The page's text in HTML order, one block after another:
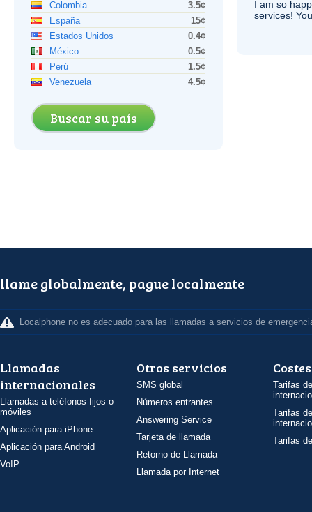
Colombia
3.5¢
España
15¢
Estados Unidos
0.4¢
México
0.5¢
Perú
1.5¢
Venezuela
4.5¢
Buscar su país
I am so
services!
llame globalmente, pague localmente
Localphone no es adecuado para las llamadas a servicios de
Llamadas
internacionales
Llamadas a teléfonos fijos o
móviles
Aplicación para iPhone
Aplicación para Android
VoIP
Otros servicios
SMS global
Números entrantes
Answering Service
Tarjeta de llamada
Retorno de Llamada
Llamada por Internet
Costes
Tarifas
Tarifas
Tarifas